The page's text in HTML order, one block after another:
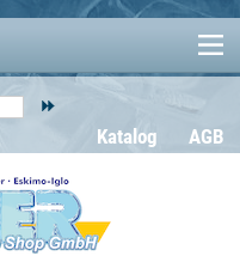
AGB
Katalog